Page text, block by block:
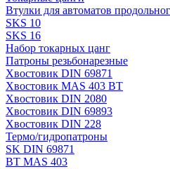
Втулки для автоматов
SKS 10
SKS 16
Набор токарных цанг
Патроны резьбонарезные
Хвостовик DIN 69871
Хвостовик MAS 403 BT
Хвостовик DIN 2080
Хвостовик DIN 69893
Хвостовик DIN 228
Термо/гидропатроны
SK DIN 69871
BT MAS 403